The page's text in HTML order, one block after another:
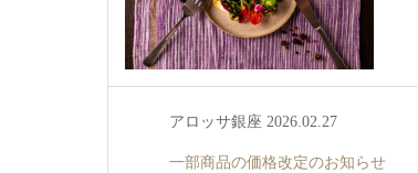
アロッサ銀座 2026.02.27
一部商品の価格改定のお知らせ